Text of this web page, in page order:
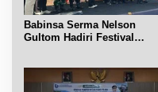
Babinsa Serma Nelson
Gultom Hadiri Festival